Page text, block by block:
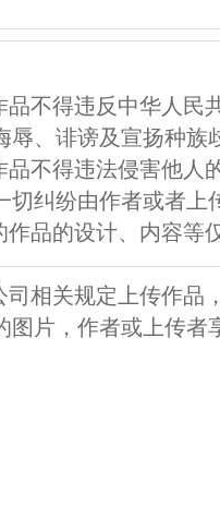
不得违反中华人民
辱、诽谤及宣扬种族
不得违法侵害他人
切纠纷由作者或者上
品的设计、内容等
相关规定上传作品
图片，作者或上传者